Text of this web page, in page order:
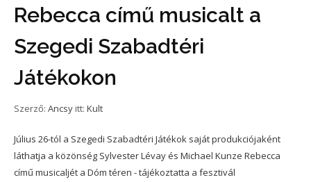
Rebecca című musicalt a
Szegedi Szabadtéri
Játékokon
Szerző: Ancsy itt: Kult
Július 26-tól a Szegedi Szabadtéri Játékok saját produkciójaként
láthatja a közönség Sylvester Lévay és Michael Kunze Rebecca
című musicaljét a Dóm téren - tájékoztatta a fesztivál